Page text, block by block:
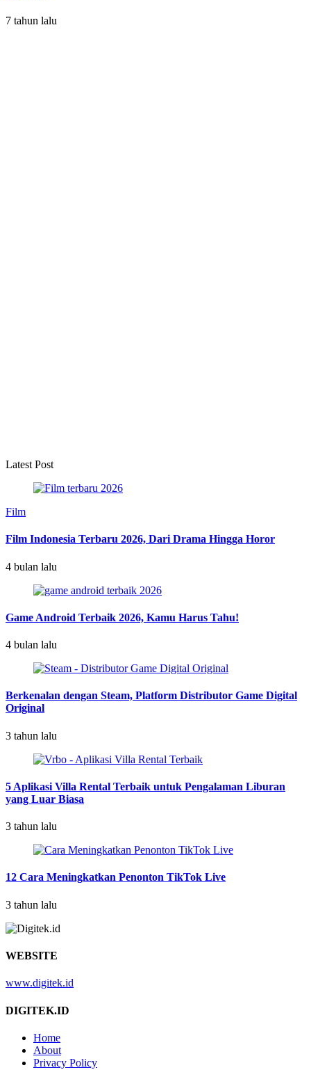
7 tahun lalu
Latest Post
Film
Film Indonesia Terbaru 2026, Dari Drama Hingga Horor
4 bulan lalu
Game Android Terbaik 2026, Kamu Harus Tahu!
4 bulan lalu
Berkenalan dengan Steam, Platform Distributor Game Digital
Original
3 tahun lalu
5 Aplikasi Villa Rental Terbaik untuk Pengalaman Liburan
yang Luar Biasa
3 tahun lalu
12 Cara Meningkatkan Penonton TikTok Live
3 tahun lalu
WEBSITE
www.digitek.id
DIGITEK.ID
Home
About
Privacy Policy